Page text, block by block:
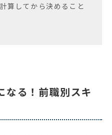
算してから決めること
なる！前職別スキ